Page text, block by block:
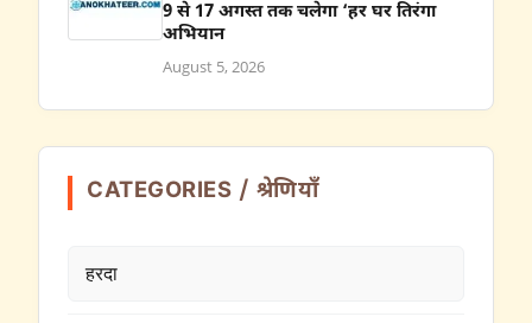
9 से 17 अगस्त तक चलेगा ‘हर घर तिरंगा
अभियान
August 5, 2026
CATEGORIES / श्रेणियाँ
हरदा